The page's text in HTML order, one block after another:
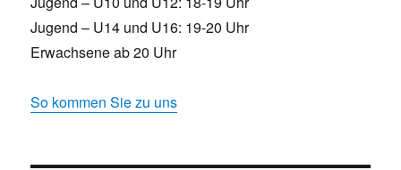
Jugend – U14 und U16: 19-20 Uhr
Erwachsene ab 20 Uhr
So kommen Sie zu uns